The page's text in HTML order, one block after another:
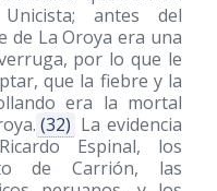
antes del
de La Oroya era una
por lo que le
que la fiebre y la
era la mortal
(32) La evidencia
Espinal, los
de Carrión, las